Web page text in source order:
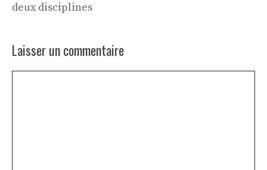
deux disciplines
Laisser un commentaire